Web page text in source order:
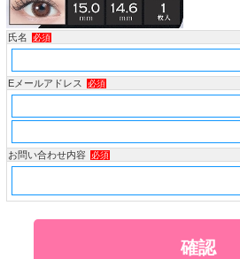
氏名 必須
Eメールアドレス 必須
お問い合わせ内容 必須